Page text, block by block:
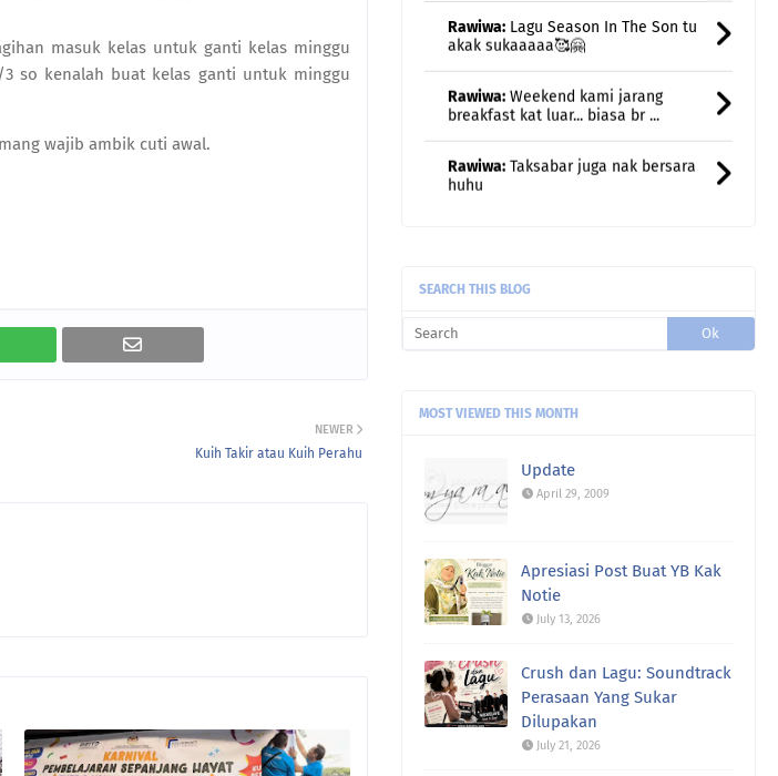
masuk kelas untuk ganti kelas minggu
so kenalah buat kelas ganti untuk minggu
wajib ambik cuti awal.
NEWER
Kuih Takir atau Kuih Perahu
breakfast kat luar... biasa br ...
huhu
semula kan?
saya rindu makan mi Kolok 😍😍.
westlife ni ye. bias sy ...
SEARCH THIS BLOG
MOST VIEWED THIS MONTH
Update
April 29, 2009
Apresiasi Post Buat YB Kak
Notie
July 13, 2026
Crush dan Lagu: Soundtrack
Perasaan Yang Sukar
Dilupakan
July 21, 2026